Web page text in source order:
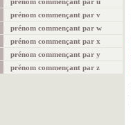
prénom commençant par v
prénom commençant par w
prénom commençant par x
prénom commençant par y
prénom commençant par z